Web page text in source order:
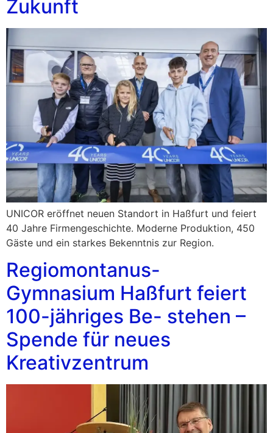
Zukunft
UNICOR eröffnet neuen Standort in Haßfurt und feiert
40 Jahre Firmengeschichte. Moderne Produktion, 450
Gäste und ein starkes Bekenntnis zur Region.
Regiomontanus-
Gymnasium Haßfurt feiert
100-jähriges Be- stehen –
Spende für neues
Kreativzentrum